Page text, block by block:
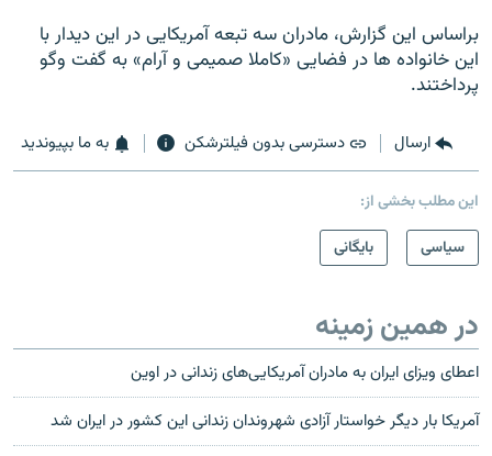
براساس اين گزارش، مادران سه تبعه آمريکايی در اين ديدار با
این خانواده ها در فضايی «کاملا صميمی و آرام» به گفت وگو
پرداختند.
ارسال دسترسی بدون فیلترشکن به ما بپیوندید
این مطلب بخشی از:
سیاسی
بایگانی
در همین زمینه
اعطای ویزای ایران به مادران آمریکایی‌های زندانی در اوین
آمريكا بار ديگر خواستار آزادى شهروندان زندانی اين كشور در ايران شد